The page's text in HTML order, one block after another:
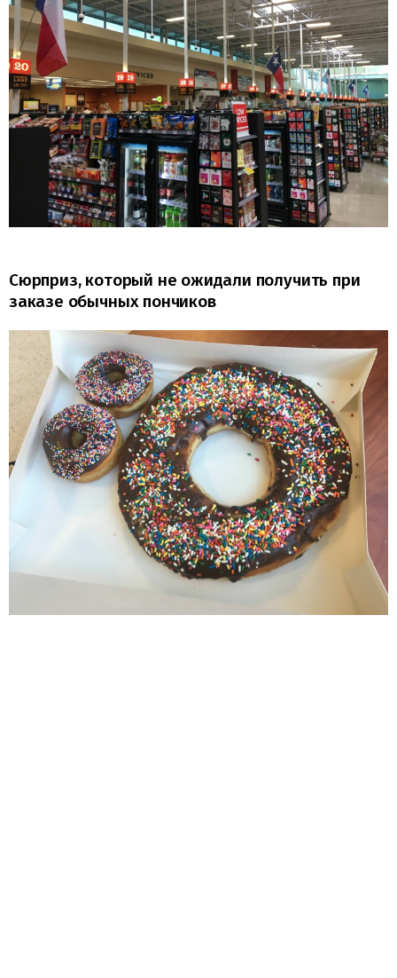
Сюрприз, который не ожидали получить при
заказе обычных пончиков